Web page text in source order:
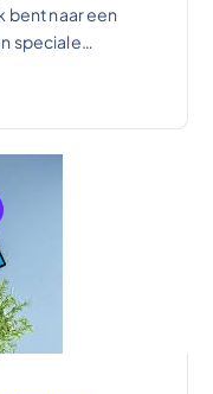
bent naar een
speciale…